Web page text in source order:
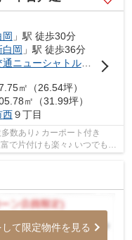
岡 」駅 徒歩30分
白岡 」駅 徒歩36分
埼玉新都市交通ニューシャトル
「 伊奈中央
㎡（26.54坪）
㎡（31.99坪）
西９丁目
数あり♪ カーポート付き
も楽々♪ いつでもお
必要な...
て限定物件を見る